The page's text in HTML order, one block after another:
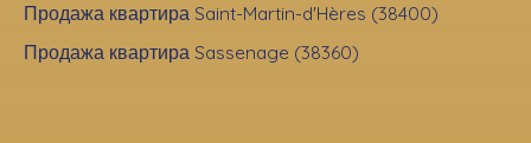
Продажа квартира Saint-Martin-d'Hères (38400)
Продажа квартира Sassenage (38360)